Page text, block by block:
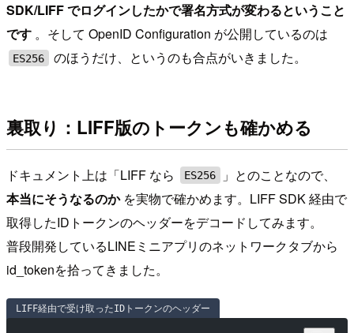
SDK/LIFF でログインしたかで署名方式が変わるということ
です 。そして OpenID Configuration が公開しているのは
ES256 のほうだけ、というのも合点がいきました。
裏取り：LIFF版のトークンも確かめる
ドキュメント上は「LIFF なら ES256
」とのことなので、
本当にそうなるのかを実物で確かめます。LIFF SDK 経由で
取得したIDトークンのヘッダーをデコードしてみます。
普段開発しているLINEミニアプリのネットワークタブから
id_tokenを拾ってきました。
LIFF経由で受け取ったIDトークンのヘッダー